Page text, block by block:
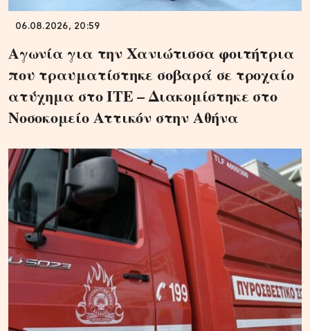
06.08.2026, 20:59
Αγωνία για την Χανιώτισσα φοιτήτρια
που τραυματίστηκε σοβαρά σε τροχαίο
ατύχημα στο ΙΤΕ – Διακομίστηκε στο
Νοσοκομείο Αττικόν στην Αθήνα